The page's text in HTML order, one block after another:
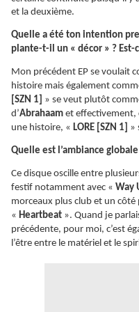
et la deuxième.
Quelle a été ton intention
plante-t-il un « décor » ?
Mon précédent EP se voulait
histoire mais également
[SZN 1] » se veut plutôt
d’Abrahaam et effectivement,
une histoire, « LORE [SZN 1] »
Quelle est l’ambiance
Ce disque oscille entre
festif notamment avec « Way
morceaux plus club et un
« Heartbeat ». Quand je
précédente, pour moi, c’est
l’être entre le matériel et le